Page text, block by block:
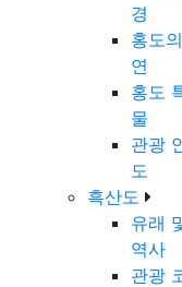
경
홍도
연
홍도
물
관광
도
흑산도
유래
역사
관광